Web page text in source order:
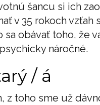
šancu si ich
v 35 rokoch vzťah
obávať toho, že
náročné.
/ á
z toho sme už